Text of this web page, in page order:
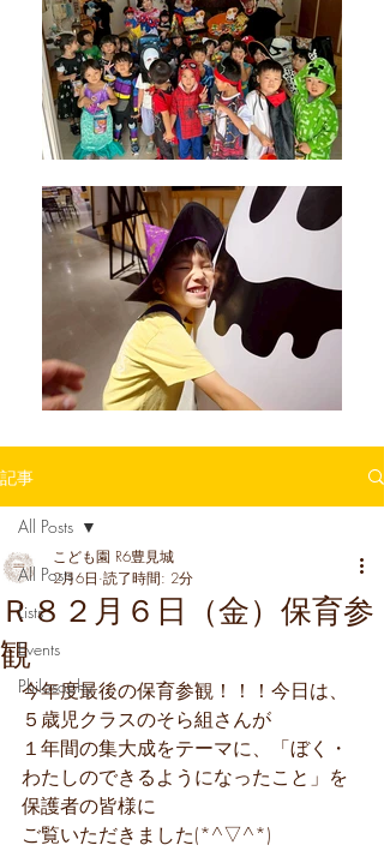
記事
All Posts
Lists
Events
Philosophy
All Posts
Ｒ８２月６日（金）保育参
観
こども園 R6豊見城
2月6日 読了時間: 2分
今年度最後の保育参観！！！今日は、
５歳児クラスのそら組さんが
１年間の集大成をテーマに、「ぼく・
わたしのできるようになったこと」を
保護者の皆様に
ご覧いただきました(*^▽^*)